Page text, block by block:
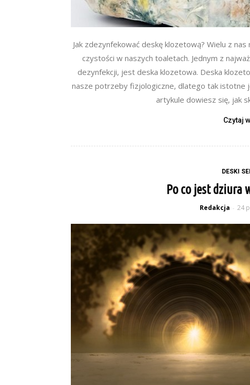
Jak zdezynfekować deskę klozetową? Wielu z
czystości w naszych toaletach. Jednym z
dezynfekcji, jest deska klozetowa. Deska
nasze potrzeby fizjologiczne, dlatego tak istotne
artykule dowiesz się, jak
Czytaj
DESKI
Po co jest dziura
Redakcja - 24